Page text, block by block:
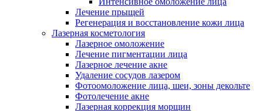
Лечение прыщей
Регенерация и восстановление кожи лица
Лазерная косметология
Лазерное омоложение
Лечение пигментации лица
Лазерное лечение акне
Удаление сосудов лазером
Фотоомоложение лица, шеи, зоны декольте
Фотолечение акне
Лазерная коррекция морщин